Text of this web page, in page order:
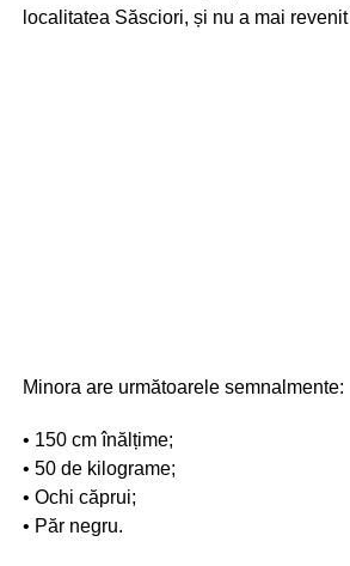
localitatea Săsciori, și nu a mai
Minora are următoarele semnalmente:
• 150 cm înălțime;
• 50 de kilograme;
• Ochi căprui;
• Păr negru.